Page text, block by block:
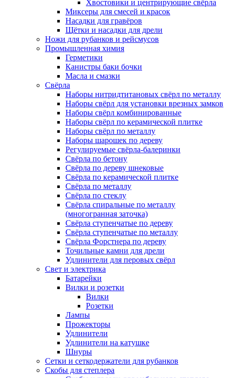
Хвостовики и центрирующие свёрла
Миксеры для смесей и красок
Насадки для гравёров
Щётки и насадки для дрели
Ножи для рубанков и рейсмусов
Промышленная химия
Герметики
Канистры баки бочки
Масла и смазки
Свёрла
Наборы нитридтитановых свёрл по металлу
Наборы свёрл для установки врезных замков
Наборы свёрл комбинированные
Наборы свёрл по керамической плитке
Наборы свёрл по металлу
Наборы шарошек по дереву
Регулируемые свёрла-балеринки
Свёрла по бетону
Свёрла по дереву шнековые
Свёрла по керамической плитке
Свёрла по металлу
Свёрла по стеклу
Свёрла спиральные по металлу
(многогранная заточка)
Свёрла ступенчатые по дереву
Свёрла ступенчатые по металлу
Свёрла Форстнера по дереву
Точильные камни для дрели
Удлинители для перовых свёрл
Свет и электрика
Батарейки
Вилки и розетки
Вилки
Розетки
Лампы
Прожекторы
Удлинители
Удлинители на катушке
Шнуры
Сетки и сеткодержатели для рубанков
Скобы для степлера